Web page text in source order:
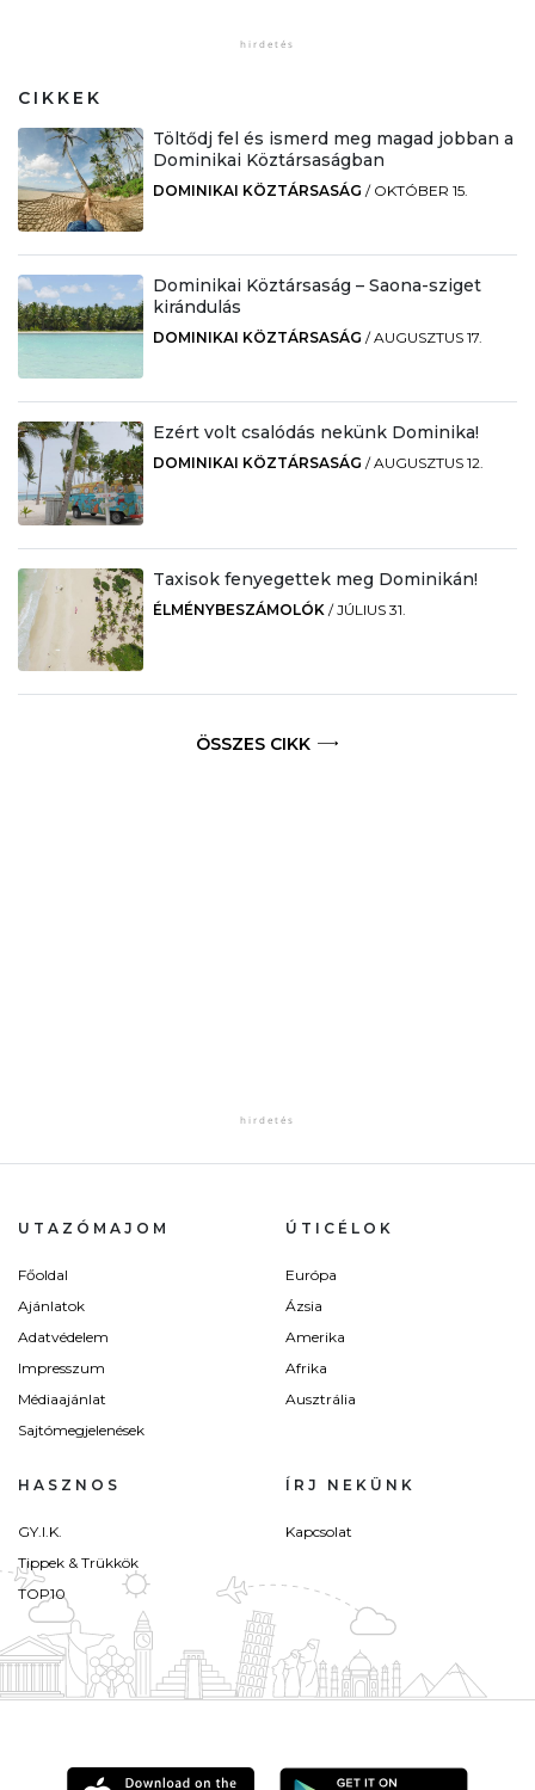
CIKKEK
Töltődj fel és ismerd meg magad jobban a
Dominikai Köztársaságban
DOMINIKAI KÖZTÁRSASÁG / OKTÓBER 15.
Dominikai Köztársaság – Saona-sziget
kirándulás
DOMINIKAI KÖZTÁRSASÁG /AUGUSZTUS 17.
Ezért volt csalódás nekünk Dominika!
DOMINIKAI KÖZTÁRSASÁG /AUGUSZTUS 12.
Taxisok fenyegettek meg Dominikán!
ÉLMÉNYBESZÁMOLÓK /JÚLIUS 31.
ÖSSZES CIKK
UTAZÓMAJOM
Főoldal
Ajánlatok
Adatvédelem
Impresszum
Médiaajánlat
Sajtómegjelenések
ÚTICÉLOK
Európa
Ázsia
Amerika
Afrika
Ausztrália
HASZNOS
GY.I.K.
Tippek & Trükkök
TOP10
ÍRJ NEKÜNK
Kapcsolat